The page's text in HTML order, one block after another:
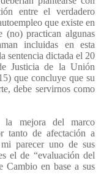
entre el verdadero
que existe en
(no) practican algunas
incluidas en esta
sentencia dictada el 20
Justicia de la Unión
que concluye que su
debe servirnos como
mejora del marco
tanto de afectación a
parecer uno de sus
el de “evaluación del
Cambio en base a sus